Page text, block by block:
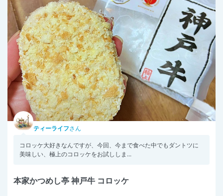
ティーライフさん
コロッケ大好きなんですが、今回、今まで食べた中でもダントツに
美味しい、極上のコロッケをお試ししま...
本家かつめし亭 神戸牛 コロッケ